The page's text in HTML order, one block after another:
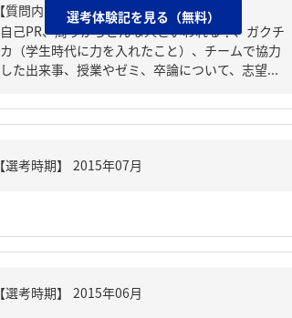
【質問内容・課題】
自己PR、周りからどんな人といわれる？、ガクチ
カ（学生時代に力を入れたこと）、チームで協力
した出来事、授業やゼミ、卒論について、志望...
選考体験記を見る（無料）